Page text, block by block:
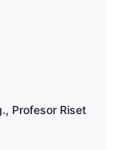
Profesor Riset